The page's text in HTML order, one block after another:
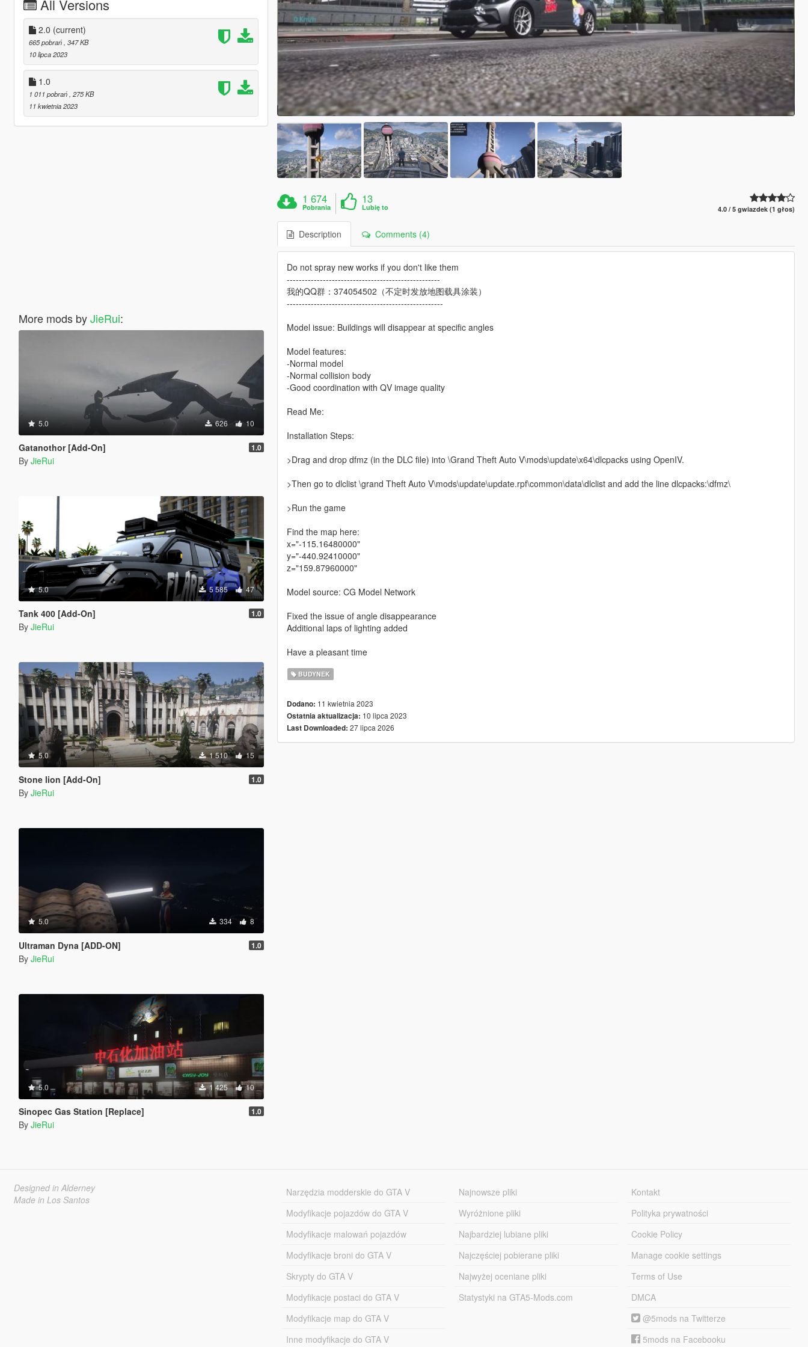
All Versions
2.0 (current)
665 pobrań , 347 KB
10 lipca 2023
1.0
1 011 pobrań , 275 KB
11 kwietnia 2023
More mods byJieRui:
5.0 626 10
Gatanothor [Add-On] 1.0
By JieRui
5.0 5 585 47
Tank 400 [Add-On] 1.0
By JieRui
5.0 1 510 15
Stone lion [Add-On] 1.0
By JieRui
5.0 334 8
Ultraman Dyna [ADD-ON] 1.0
By JieRui
5.0 1 425 10
Sinopec Gas Station [Replace] 1.0
By JieRui
1 674
Pobrania
13
Lubię to 4.0 / 5 gwiazdek (1 głos)
Description Comments (4)
Do not spray new works if you don't like them
---------------------------------------------------
我的QQ群：374054502（不定时发放地图载具涂装）
----------------------------------------------------
Model issue: Buildings will disappear at specific angles
Model features:
-Normal model
-Normal collision body
-Good coordination with QV image quality
Read Me:
Installation Steps:
>Drag and drop dfmz (in the DLC file) into \Grand Theft Auto V\mods\update\x64\dlcpacks using OpenIV.
>Then go to dlclist \grand Theft Auto V\mods\update\update.rpf\common\data\dlclist and add the line dlcpacks:\dfmz\
>Run the game
Find the map here:
x="-115.16480000"
y="-440.92410000"
z="159.87960000"
Model source: CG Model Network
Fixed the issue of angle disappearance
Additional laps of lighting added
Have a pleasant time
BUDYNEK
Dodano: 11 kwietnia 2023
Ostatnia aktualizacja: 10 lipca 2023
Last Downloaded: 27 lipca 2026
Designed in Alderney
Made in Los Santos
Narzędzia modderskie do GTA V
Modyfikacje pojazdów do GTA V
Modyfikacje malowań pojazdów
Modyfikacje broni do GTA V
Skrypty do GTA V
Modyfikacje postaci do GTA V
Modyfikacje map do GTA V
Inne modyfikacje do GTA V
Najnowsze pliki
Wyróżnione pliki
Najbardziej lubiane pliki
Najczęściej pobierane pliki
Najwyżej oceniane pliki
Statystyki na GTA5-Mods.com
Kontakt
Polityka prywatności
Cookie Policy
Manage cookie settings
Terms of Use
DMCA
@5mods na Twitterze
5mods na Facebooku